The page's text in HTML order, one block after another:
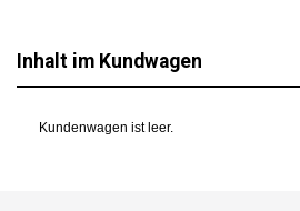
Inhalt im Kundwagen
Kundenwagen ist leer.